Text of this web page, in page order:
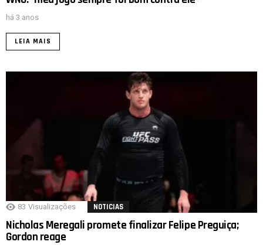
há 3 anos
LEIA MAIS
83 Visualizações NOTICIAS
Nicholas Meregali promete finalizar Felipe Preguiça;
Gordon reage